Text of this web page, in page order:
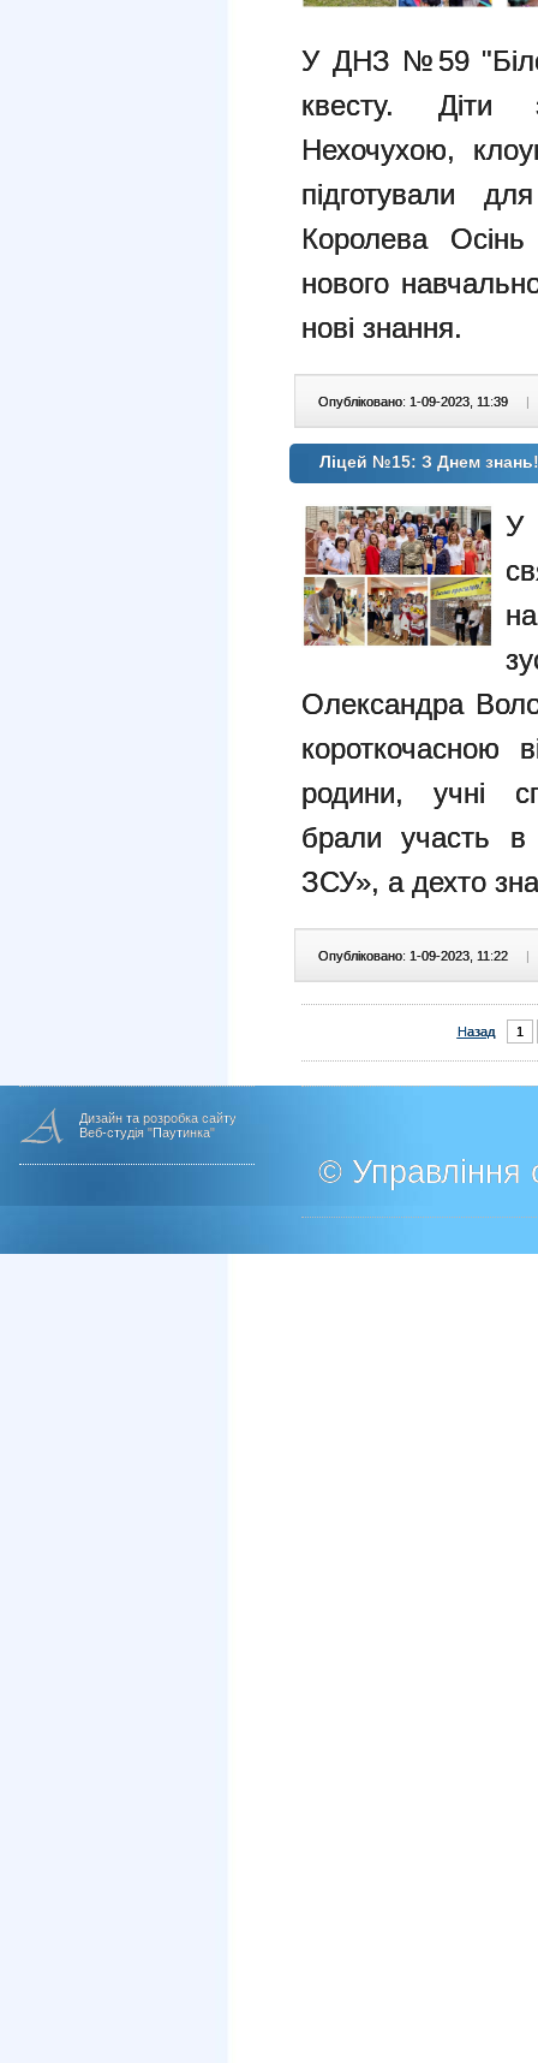
У ДНЗ №59
квесту. Діти
Нехочухою,
підготували
Королева
нового
нові знання.
Опубліковано: 1-09-2023, 11:39 |
Ліцей №15: З Днем знань!
У
Олександра
короткочасною
родини, учні
брали участь в
ЗСУ», а дехто
Опубліковано: 1-09-2023, 11:22 |
Назад 1
Дизайн та розробка сайту
Веб-студія "Паутинка"
© Управління